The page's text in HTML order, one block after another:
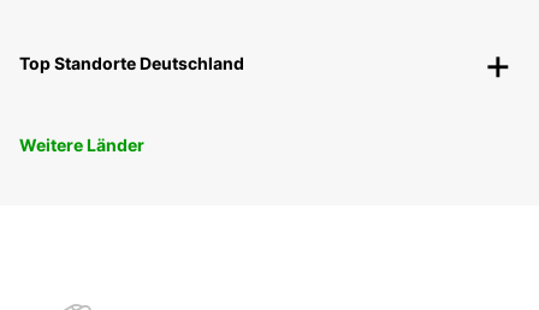
Top Standorte Deutschland
Weitere Länder